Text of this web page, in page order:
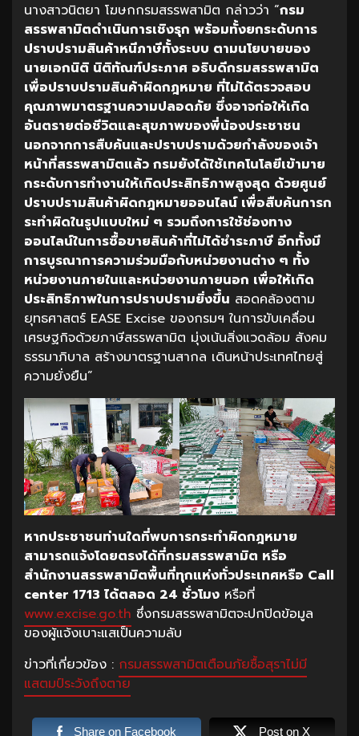
นางสาวนิตยา โฆษกกรมสรรพสามิต กล่าวว่า “กรม
สรรพสามิตดำเนินการเชิงรุก พร้อมทั้งยกระดับการ
ปราบปรามสินค้าหนีภาษีทั้งระบบ ตามนโยบายของ
นายเอกนิติ นิติทัณฑ์ประภาศ อธิบดีกรมสรรพสามิต
เพื่อปราบปรามสินค้าผิดกฎหมาย ที่ไม่ได้ตรวจสอบ
คุณภาพมาตรฐานความปลอดภัย ซึ่งอาจก่อให้เกิด
อันตรายต่อชีวิตและสุขภาพของพี่น้องประชาชน
นอกจากการสืบค้นและปราบปรามด้วยกำลังของเจ้า
หน้าที่สรรพสามิตแล้ว กรมยังได้ใช้เทคโนโลยีเข้ามาย
กระดับการทำงานให้เกิดประสิทธิภาพสูงสุด ด้วยศูนย์
ปราบปรามสินค้าผิดกฎหมายออนไลน์ เพื่อสืบค้นการก
ระทำผิดในรูปแบบใหม่ ๆ รวมถึงการใช้ช่องทาง
ออนไลน์ในการซื้อขายสินค้าที่ไม่ได้ชำระภาษี อีกทั้งมี
การบูรณาการความร่วมมือกับหน่วยงานต่าง ๆ ทั้ง
หน่วยงานภายในและหน่วยงานภายนอก เพื่อให้เกิด
ประสิทธิภาพในการปราบปรามยิ่งขึ้น สอดคล้องตาม
ยุทธศาสตร์ EASE Excise ของกรมฯ ในการขับเคลื่อน
เศรษฐกิจด้วยภาษีสรรพสามิต มุ่งเน้นสิ่งแวดล้อม สังคม
ธรรมาภิบาล สร้างมาตรฐานสากล เดินหน้าประเทศไทยสู่
ความยั่งยืน”
หากประชาชนท่านใดที่พบการกระทำผิดกฎหมาย
สามารถแจ้งโดยตรงได้ที่กรมสรรพสามิต หรือ
สำนักงานสรรพสามิตพื้นที่ทุกแห่งทั่วประเทศหรือ Call
center 1713 ได้ตลอด 24 ชั่วโมง หรือที่
www.excise.go.th ซึ่งกรมสรรพสามิตจะปกปิดข้อมูล
ของผู้แจ้งเบาะแสเป็นความลับ
ข่าวที่เกี่ยวข้อง : กรมสรรพสามิตเตือนภัยซื้อสุราไม่มี
แสตมป์ระวังถึงตาย
Share on Facebook Post on X